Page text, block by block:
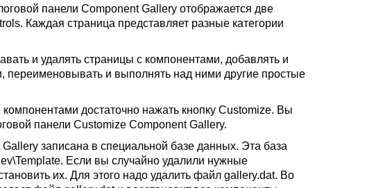
панели Component Gallery отображается две
Каждая страница представляет разные категории
и удалять страницы с компонентами, добавлять и
переименовывать и выполнять над ними другие простые
достаточно нажать кнопку Customize. Вы
панели Customize Component Gallery.
записана в специальной базе данных. Эта база
Если вы случайно удалили нужные
их. Для этого надо удалить файл gallery.dat. Во